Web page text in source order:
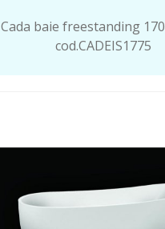
Cada baie freestanding
cod.CADEIS1775